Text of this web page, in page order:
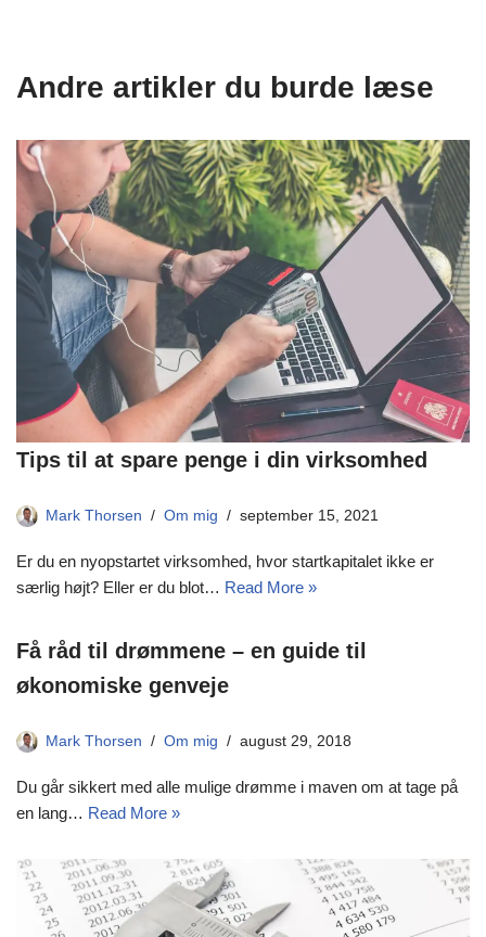
Andre artikler du burde læse
Tips til at spare penge i din virksomhed
Mark Thorsen Om mig september 15, 2021
Er du en nyopstartet virksomhed, hvor startkapitalet ikke er
særlig højt? Eller er du blot… Read More »
Få råd til drømmene – en guide til
økonomiske genveje
Mark Thorsen Om mig august 29, 2018
Du går sikkert med alle mulige drømme i maven om at tage på
en lang… Read More »